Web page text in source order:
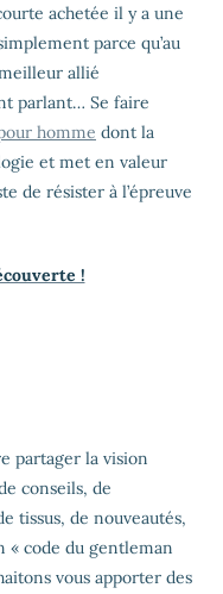
achetée il y a une
parce qu’au
allié
parlant… Se faire
homme dont la
et met en valeur
de résister à l’épreuve
!
partager la vision
conseils, de
tissus, de nouveautés,
« code du gentleman
vous apporter des